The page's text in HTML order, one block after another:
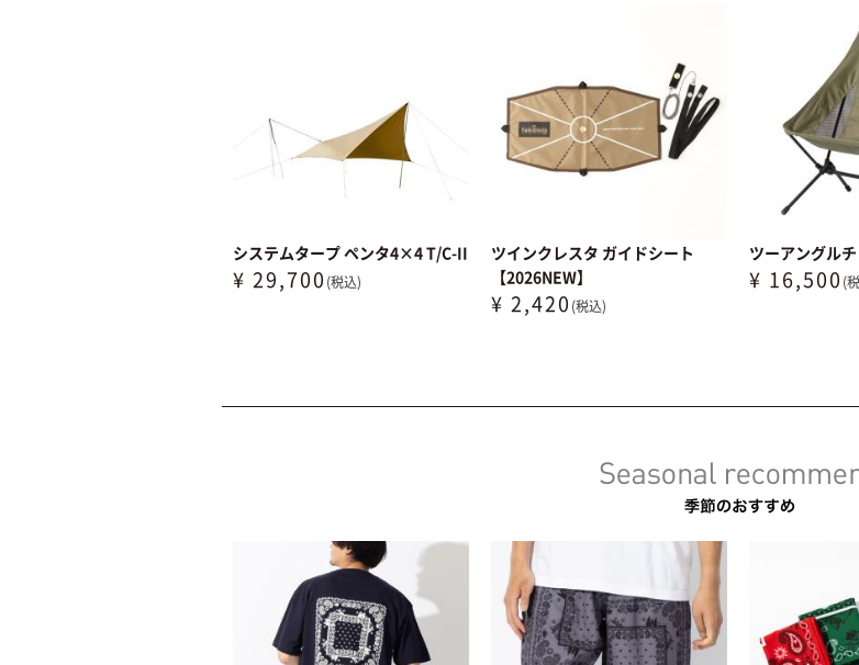
システムタープ ペンタ4×4 T/C-II
¥ 29,700 (税込)
ツインクレスタ ガイドシート
【2026NEW】
¥ 2,420 (税込)
ツーアングル
¥ 16,500 (